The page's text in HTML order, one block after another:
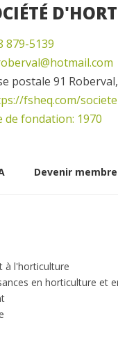
879-5139
postale 91
fsheq.com/
de fondation: 1970
Devenir membre
à l'horticulture
en horticulture et